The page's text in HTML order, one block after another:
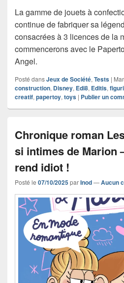
La gamme de jouets à
continue de fabriquer sa
consacrées à 3 licences de la
commencerons avec le
Angel.
Posté dansJeux de Société, Tests |
construction, Disney, Edi8, Editis,
creatif, papertoy, toys | Publier un
Chronique roman
si intimes de Marion
rend idiot !
Posté le 07/10/2025parInod—Aucun